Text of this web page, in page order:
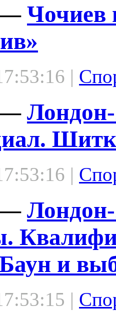
— Чочиев
|
—
|
—
и
|